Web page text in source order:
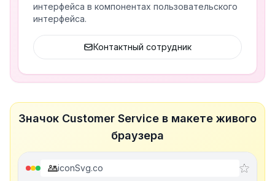
интерфейса в компонентах пользовательского
интерфейса.
Контактный сотрудник
Значок Customer Service в макете живого
браузера
iconSvg.co